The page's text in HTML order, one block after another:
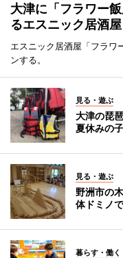
大津に「フラワー
るエスニック居酒屋
エスニック居酒屋「フラワ
ンする。
見る・遊ぶ
大津の琵
夏休みの
見る・遊ぶ
野洲市の
体ドミノ
暮らす・働く